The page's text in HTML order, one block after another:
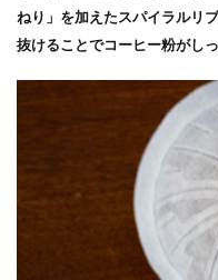
ねり」を加えたスパイラルリ
抜けることでコーヒー粉がしっ